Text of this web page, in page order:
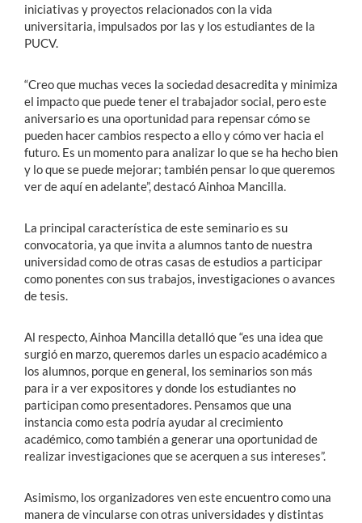
iniciativas y proyectos relacionados con la vida
universitaria, impulsados por las y los estudiantes de la
PUCV.
“Creo que muchas veces la sociedad desacredita y minimiza
el impacto que puede tener el trabajador social, pero este
aniversario es una oportunidad para repensar cómo se
pueden hacer cambios respecto a ello y cómo ver hacia el
futuro. Es un momento para analizar lo que se ha hecho bien
y lo que se puede mejorar; también pensar lo que queremos
ver de aquí en adelante”, destacó Ainhoa Mancilla.
La principal característica de este seminario es su
convocatoria, ya que invita a alumnos tanto de nuestra
universidad como de otras casas de estudios a participar
como ponentes con sus trabajos, investigaciones o avances
de tesis.
Al respecto, Ainhoa Mancilla detalló que “es una idea que
surgió en marzo, queremos darles un espacio académico a
los alumnos, porque en general, los seminarios son más
para ir a ver expositores y donde los estudiantes no
participan como presentadores. Pensamos que una
instancia como esta podría ayudar al crecimiento
académico, como también a generar una oportunidad de
realizar investigaciones que se acerquen a sus intereses”.
Asimismo, los organizadores ven este encuentro como una
manera de vincularse con otras universidades y distintas